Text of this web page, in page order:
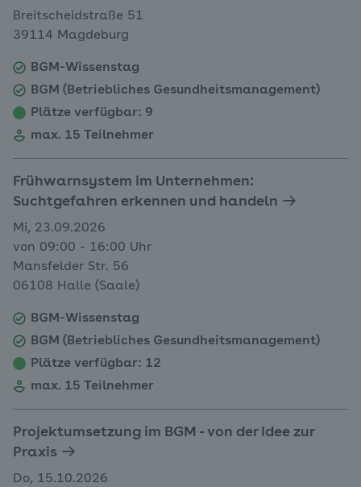
Breitscheidstraße 51
39114 Magdeburg
BGM-Wissenstag
BGM (Betriebliches Gesundheitsmanagement)
Plätze verfügbar: 9
max. 15 Teilnehmer
Frühwarnsystem im Unternehmen:
Suchtgefahren erkennen und handeln
Mi, 23.09.2026
von 09:00 - 16:00 Uhr
Mansfelder Str. 56
06108 Halle (Saale)
BGM-Wissenstag
BGM (Betriebliches Gesundheitsmanagement)
Plätze verfügbar: 12
max. 15 Teilnehmer
Projektumsetzung im BGM - von der Idee zur
Praxis
Do, 15.10.2026